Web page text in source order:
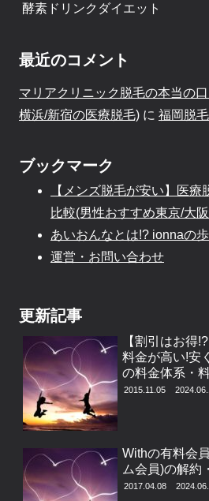
酵素ドリンクダイエット
最近のコメント
マリアクリニック脱毛の本当の
横浜/新宿の医療脱毛) に 福岡脱毛
ブックマーク
【メンズ脱毛が安い】医
比較(男性おすすめ東京/大
あいおんなとは!? ionnaの
運営・お問い合わせ
更新記事
【割引はお得
料金が高い!安
の料金体系・
2015.11.05
Withの有料会
ム会員)の解約
2017.04.08